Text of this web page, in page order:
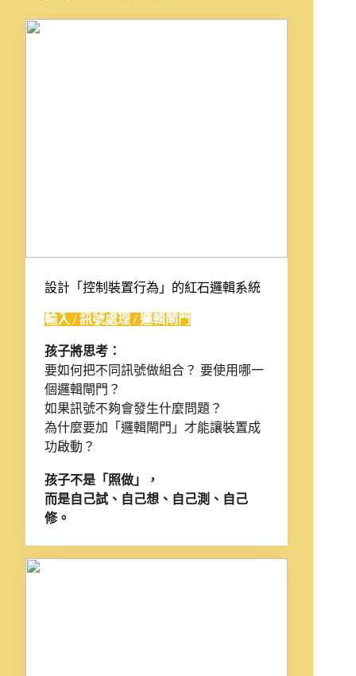
設計「控制裝置行為」的紅石邏輯系統
輸入 / 訊號處理 / 邏輯閘門
孩子將思考：
要如何把不同訊號做組合？ 要使用哪一
個邏輯閘門？
如果訊號不夠會發生什麼問題？
為什麼要加「邏輯閘門」才能讓裝置成
功啟動？
孩子不是「照做」，
而是自己試、自己想、自己測、自己
修。